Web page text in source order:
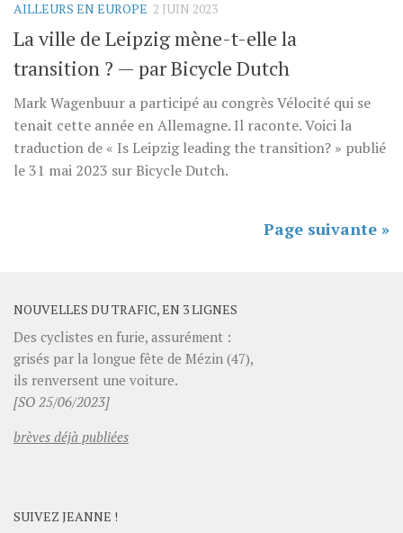
AILLEURS EN EUROPE 2 JUIN 2023
La ville de Leipzig mène-t-elle la
transition ? — par Bicycle Dutch
Mark Wagenbuur a participé au congrès Vélocité qui se
tenait cette année en Allemagne. Il raconte. Voici la
traduction de « Is Leipzig leading the transition? » publié
le 31 mai 2023 sur Bicycle Dutch.
Page suivante »
NOUVELLES DU TRAFIC, EN 3 LIGNES
Des cyclistes en furie, assurément :
grisés par la longue fête de Mézin (47),
ils renversent une voiture.
[SO 25/06/2023]
brèves déjà publiées
SUIVEZ JEANNE !